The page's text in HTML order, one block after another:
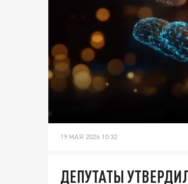
19 МАЯ 2026 10:32
ДЕПУТАТЫ